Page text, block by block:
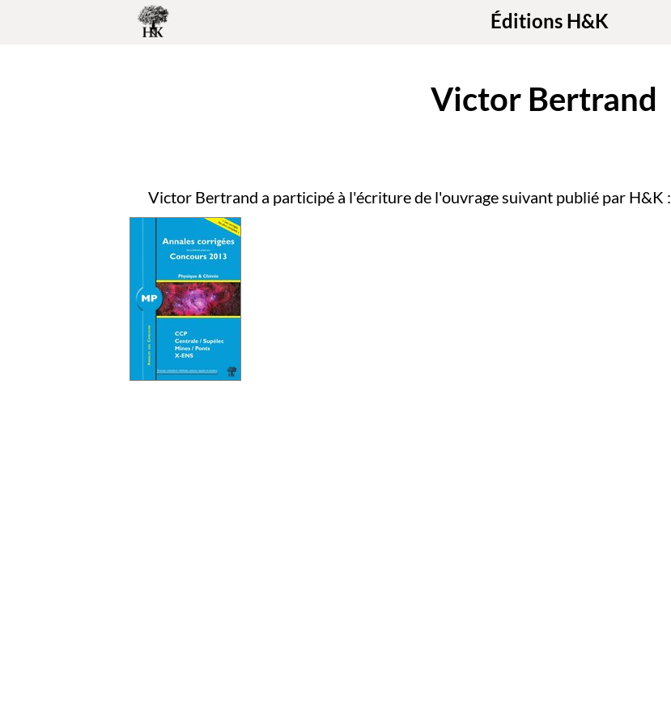
Éditions H&K
Victor Bertrand
Victor Bertrand a participé à l'écriture de l'ouvrage suivant publié par H&K :